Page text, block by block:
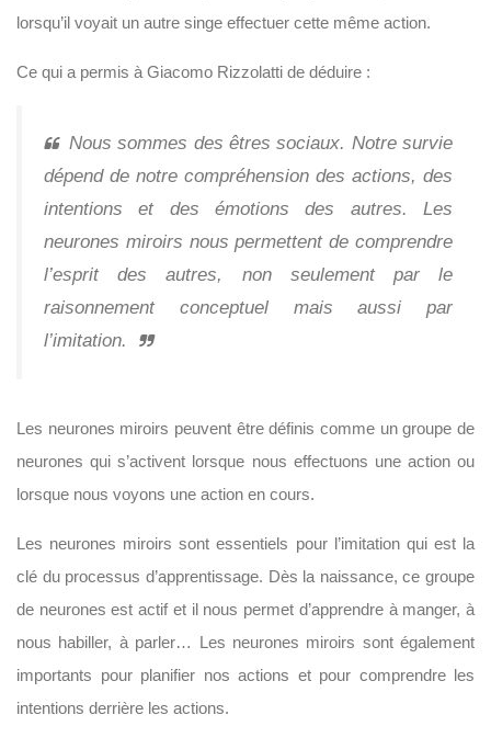
lorsqu’il voyait un autre singe effectuer cette même action.
Ce qui a permis à Giacomo Rizzolatti de déduire :
Nous sommes des êtres sociaux. Notre survie
dépend de notre compréhension des actions, des
intentions et des émotions des autres. Les
neurones miroirs nous permettent de comprendre
l’esprit des autres, non seulement par le
raisonnement conceptuel mais aussi par
l’imitation.
Les neurones miroirs peuvent être définis comme un groupe de
neurones qui s’activent lorsque nous effectuons une action ou
lorsque nous voyons une action en cours.
Les neurones miroirs sont essentiels pour l’imitation qui est la
clé du processus d’apprentissage. Dès la naissance, ce groupe
de neurones est actif et il nous permet d’apprendre à manger, à
nous habiller, à parler… Les neurones miroirs sont également
importants pour planifier nos actions et pour comprendre les
intentions derrière les actions.